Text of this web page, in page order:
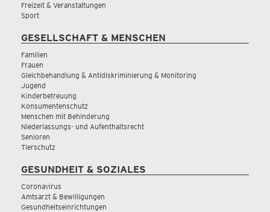
Freizeit & Veranstaltungen
Sport
GESELLSCHAFT & MENSCHEN
Familien
Frauen
Gleichbehandlung & Antidiskriminierung & Monitoring
Jugend
Kinderbetreuung
Konsumentenschutz
Menschen mit Behinderung
Niederlassungs- und Aufenthaltsrecht
Senioren
Tierschutz
GESUNDHEIT & SOZIALES
Coronavirus
Amtsarzt & Bewilligungen
Gesundheitseinrichtungen